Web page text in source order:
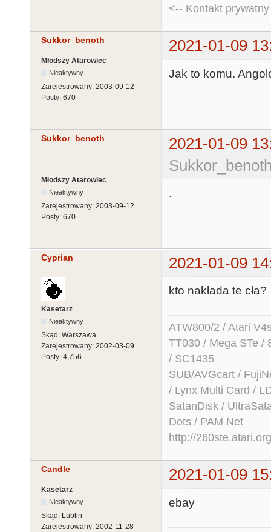
<-- Kontakt
Sukkor_benoth 2021-01-09
Młodszy Atarowiec
Nieaktywny
Zarejestrowany: 2003-09-12
Posty: 670
Jak to komu.
Sukkor_benoth
2021-01-09
Młodszy Atarowiec
Nieaktywny
Zarejestrowany: 2003-09-12
Posty: 670
.
Cyprian 2021-01-09
Kasetarz
Nieaktywny
Skąd: Warszawa
Zarejestrowany: 2002-03-09
Posty: 4,756
kto nakłada te cła?
ATW800/2 / Atari
TT030 / Mega STe /
/ SC1435
SUB/AVGcart /
/ Lynx Multi Card /
SatanDisk /
Dots / PAM Net
http://260ste.atari.org
Candle 2021-01-09
Kasetarz
Nieaktywny
Skąd: Lublin
Zarejestrowany: 2002-11-28
ebay